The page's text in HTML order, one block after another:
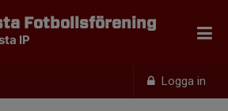
Logga in
Fotbollsförening
IP